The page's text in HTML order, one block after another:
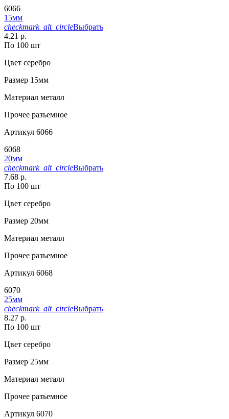
6066
15мм
checkmark_alt_circleВыбрать
4.21 р.
По 100 шт
Цвет серебро
Размер 15мм
Материал металл
Прочее разъемное
Артикул 6066
6068
20мм
checkmark_alt_circleВыбрать
7.68 р.
По 100 шт
Цвет серебро
Размер 20мм
Материал металл
Прочее разъемное
Артикул 6068
6070
25мм
checkmark_alt_circleВыбрать
8.27 р.
По 100 шт
Цвет серебро
Размер 25мм
Материал металл
Прочее разъемное
Артикул 6070